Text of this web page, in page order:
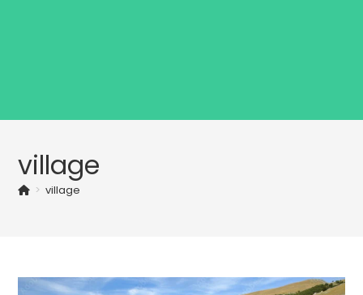
village
> village